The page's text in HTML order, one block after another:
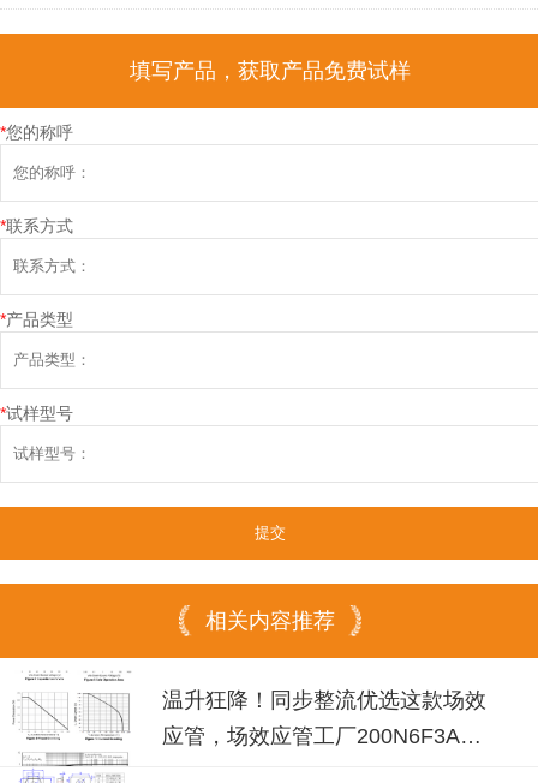
填写产品，获取产品免费试样
*您的称呼
*联系方式
*产品类型
*试样型号
相关内容推荐
温升狂降！同步整流优选这款场效
应管，场效应管工厂200N6F3A可